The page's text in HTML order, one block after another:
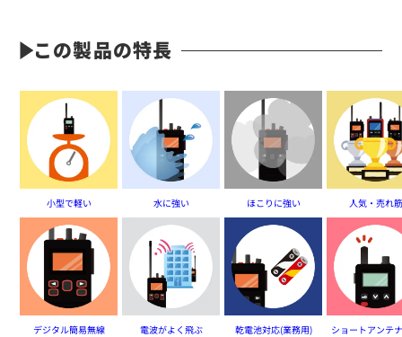
ハンディ用耳掛けタイプイヤホンマイク
この製品の特長
小型で軽い 水に強い ほこりに強い 人気・売れ筋
デジタル簡易無線 電波がよく飛ぶ 乾電池対応(業務用)
ショートアンテ